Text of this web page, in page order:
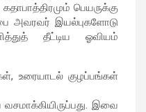
பெயருக்கு
அவரவர் இயல்புகளோடு
தீட்டிய ஓவியம்
உரையாடல் குழப்பங்கள்
இவை